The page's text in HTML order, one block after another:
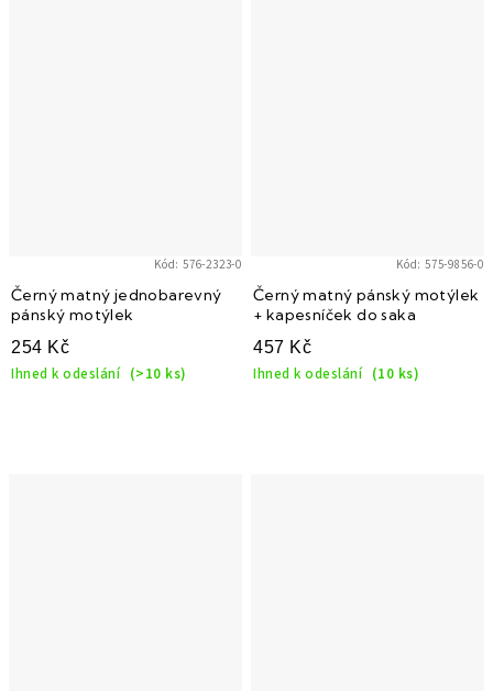
Černý matný jednobarevný
pánský motýlek
254 Kč
Ihned k odeslání (>10 ks)
Kód: 576-2323-0
Černý matný pánský motýlek
+ kapesníček do saka
457 Kč
Ihned k odeslání (10 ks)
Kód: 575-9856-0